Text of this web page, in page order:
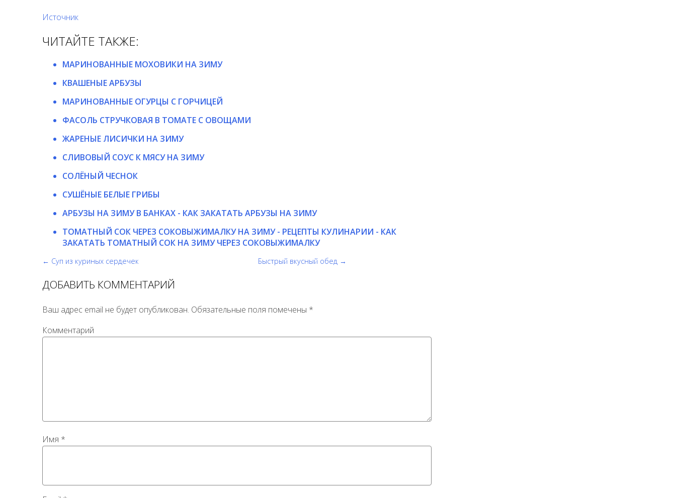
Источник
ЧИТАЙТЕ ТАКЖЕ:
МАРИНОВАННЫЕ МОХОВИКИ НА ЗИМУ
КВАШЕНЫЕ АРБУЗЫ
МАРИНОВАННЫЕ ОГУРЦЫ С ГОРЧИЦЕЙ
ФАСОЛЬ СТРУЧКОВАЯ В ТОМАТЕ С ОВОЩАМИ
ЖАРЕНЫЕ ЛИСИЧКИ НА ЗИМУ
СЛИВОВЫЙ СОУС К МЯСУ НА ЗИМУ
СОЛЁНЫЙ ЧЕСНОК
СУШЁНЫЕ БЕЛЫЕ ГРИБЫ
АРБУЗЫ НА ЗИМУ В БАНКАХ - КАК ЗАКАТАТЬ АРБУЗЫ НА ЗИМУ
ТОМАТНЫЙ СОК ЧЕРЕЗ СОКОВЫЖИМАЛКУ НА ЗИМУ - РЕЦЕПТЫ КУЛИНАРИИ - КАК
ЗАКАТАТЬ ТОМАТНЫЙ СОК НА ЗИМУ ЧЕРЕЗ СОКОВЫЖИМАЛКУ
← Суп из куриных сердечек Быстрый вкусный обед →
ДОБАВИТЬ КОММЕНТАРИЙ
Ваш адрес email не будет опубликован. Обязательные поля помечены *
Комментарий
Имя *